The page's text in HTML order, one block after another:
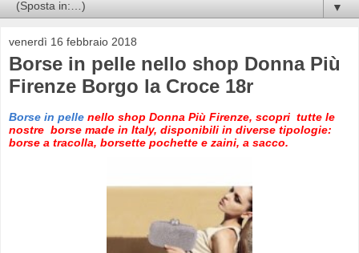
▼
venerdì 16 febbraio 2018
Borse in pelle nello shop Donna Più
Firenze Borgo la Croce 18r
Borse in pelle nello shop Donna Più Firenze, scopri tutte le
nostre borse made in Italy, disponibili in diverse tipologie:
borse a tracolla, borsette pochette e zaini, a sacco.